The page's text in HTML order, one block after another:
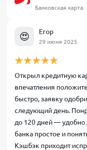
Синара
Банковская карта
😍 Егор
29 июня 2025
Открыл кредитную
впечатления
быстро, заявку
следующий день.
до 120 дней —
банка простое и
Кэшбэк приходит